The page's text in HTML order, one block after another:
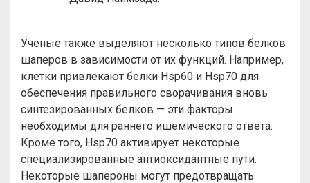
Ученые также выделяют несколько типов белков
шаперов в зависимости от их функций. Например,
клетки привлекают белки Hsp60 и Hsp70 для
обеспечения правильного сворачивания вновь
синтезированных белков — эти факторы
необходимы для раннего ишемического ответа.
Кроме того, Hsp70 активирует некоторые
специализированные антиоксидантные пути.
Некоторые шапероны могут предотвращать